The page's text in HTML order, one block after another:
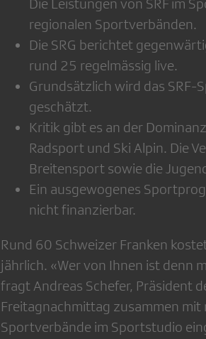
Die Leistungen von SRF im
regionalen Sportverbänden.
Die SRG berichtet
rund 25 regelmässig live.
Grundsätzlich wird das
geschätzt.
Kritik gibt es an der
Radsport und Ski Alpin. Die
Breitensport sowie die
Ein ausgewogenes
nicht finanzierbar.
Rund 60 Schweizer Franken
jährlich. «Wer von Ihnen ist denn
fragt Andreas Schefer, Präsident
Freitagnachmittag zusammen
Sportverbände im Sportstudio